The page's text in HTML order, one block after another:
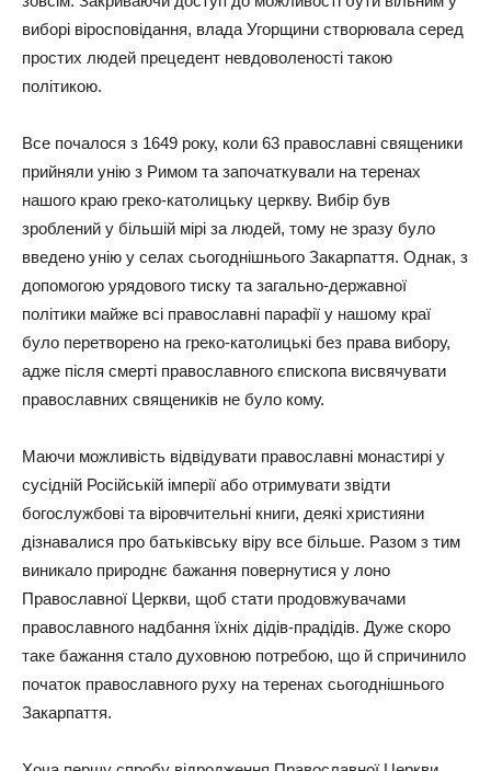
виборі віросповідання, влада Угорщини створювала серед
простих людей прецедент невдоволеності такою
політикою.
Все почалося з 1649 року, коли 63 православні священики
прийняли унію з Римом та започаткували на теренах
нашого краю греко-католицьку церкву. Вибір був
зроблений у більшій мірі за людей, тому не зразу було
введено унію у селах сьогоднішнього Закарпаття. Однак, з
допомогою урядового тиску та загально-державної
політики майже всі православні парафії у нашому краї
було перетворено на греко-католицькі без права вибору,
адже після смерті православного єпископа висвячувати
православних священиків не було кому.
Маючи можливість відвідувати православні монастирі у
сусідній Російській імперії або отримувати звідти
богослужбові та віровчительні книги, деякі християни
дізнавалися про батьківську віру все більше. Разом з тим
виникало природнє бажання повернутися у лоно
Православної Церкви, щоб стати продовжувачами
православного надбання їхніх дідів-прадідів. Дуже скоро
таке бажання стало духовною потребою, що й спричинило
початок православного руху на теренах сьогоднішнього
Закарпаття.